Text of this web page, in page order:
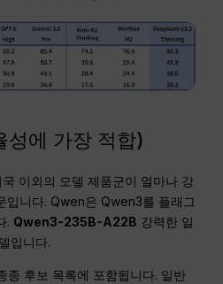
에 가장 적합)
이외의 모델 제품군이 얼마나 강
입니다. Qwen은 Qwen3를 플래그
. Qwen3-235B-A22B 강력한 일
입니다.
종 후보 목록에 포함됩니다. 일반